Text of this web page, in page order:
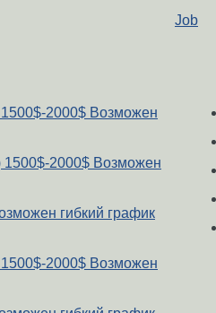
Job
2000$ Возможен
1500$-2000$ Возможен
гибкий график
2000$ Возможен